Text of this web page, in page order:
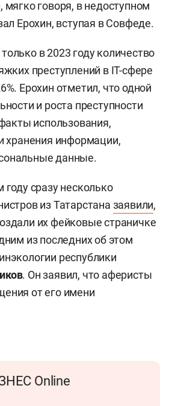
говоря, в недоступном
Ерохин, вступая в Совфеде.
в 2023 году количество
преступлений в IT-сфере
Ерохин отметил, что одной
и роста преступности
использования,
хранения информации,
данные.
сразу несколько
из Татарстана заявили,
их фейковые страничке
из последних об этом
республики
. Он заявил, что аферисты
от его имени
Online